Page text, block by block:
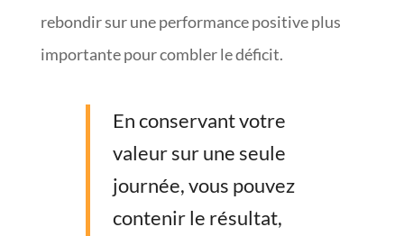
rebondir sur une performance positive plus
importante pour combler le déficit.
En conservant votre
valeur sur une seule
journée, vous pouvez
contenir le résultat,